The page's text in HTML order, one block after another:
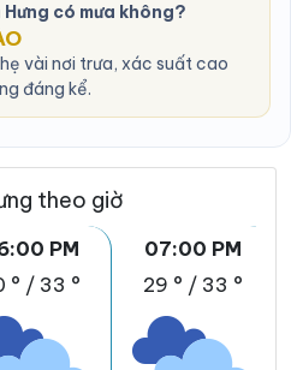
Hưng có mưa không?
vài nơi trưa, xác suất cao
đáng kể.
theo giờ
PM
° / 33 °
07:00 PM
29 ° / 33 °